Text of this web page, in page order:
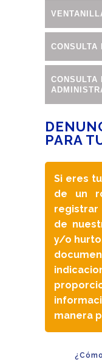
CONSULTA
CONSULTA
PARA
Si eres
de un
de
y/o
manera